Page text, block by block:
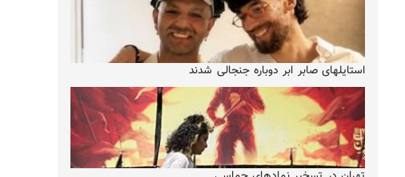
استایلهای صابر ابر دوباره جنجالی شدند